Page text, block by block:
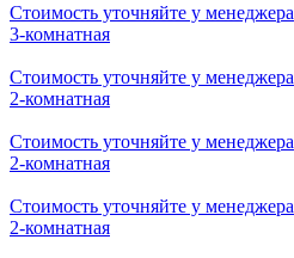
Стоимость уточняйте у менеджера
3-комнатная
Стоимость уточняйте у менеджера
2-комнатная
Стоимость уточняйте у менеджера
2-комнатная
Стоимость уточняйте у менеджера
2-комнатная